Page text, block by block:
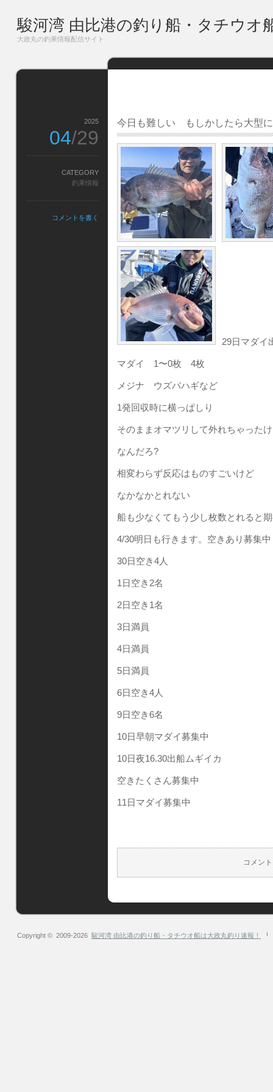
駿河湾 由比港の釣り船・タチウオ
大政丸の釣果情報配信サイト
今日も難しい もしかしたら大型に
29日マダイ
マダイ 1〜0枚 4枚
メジナ ウズバハギなど
1発回収時に横っぱしり
そのままオマツリして外れちゃった
なんだろ?
相変わらず反応はものすごいけど
なかなかとれない
船も少なくてもう少し枚数とれると
4/30明日も行きます。空きあり募集中
30日空き4人
1日空き2名
2日空き1名
3日満員
4日満員
5日満員
6日空き4人
9日空き6名
10日早朝マダイ募集中
10日夜16.30出船ムギイカ
空きたくさん募集中
11日マダイ募集中
2025
04/29
CATEGORY
釣果情報
コメントを書く
コメン
Copyright © 2009-2026 駿河湾 由比港の釣り船・タチウオ船は大政丸釣り速報！